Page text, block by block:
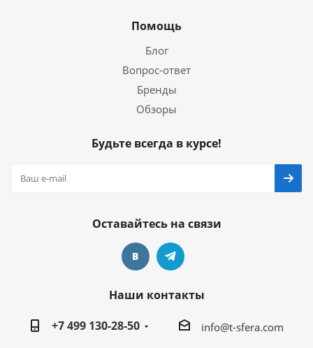
Помощь
Блог
Вопрос-ответ
Бренды
Обзоры
Будьте всегда в курсе!
Оставайтесь на связи
Наши контакты
+7 499 130-28-50
info@t-sfera.com